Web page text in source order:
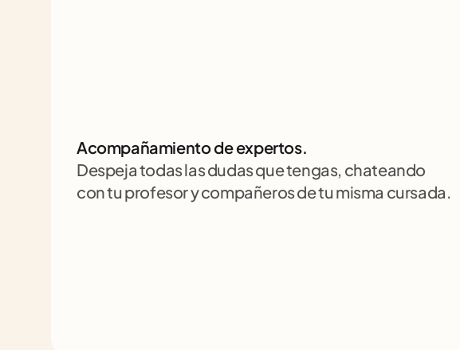
Acompañamiento de expertos.
Despeja todas las dudas que tengas, chateando
con tu profesor y compañeros de tu misma cursada.